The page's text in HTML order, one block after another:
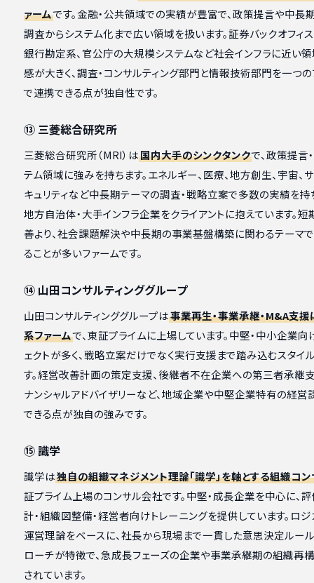
ァームです。金融・公共領域での実績が豊富で、政策提言や中長
調査からシステム化まで広い領域を扱います。証券バックオフィス
銀行勘定系、官公庁の大規模システムなど社会インフラに近い
感が大きく、調査・コンサルティング部門と情報技術部門を一つ
で連携できる点が独自性です。
⑬ 三菱総合研究所
三菱総合研究所（MRI）は国内大手のシンクタンクで、政策提言
テム領域に強みを持ちます。エネルギー、医療、地方創生、宇宙、
キュリティなど中長期テーマの調査・戦略立案で多数の実績を持
地方自治体・大手インフラ企業をクライアントに抱えています。
善より、社会課題解決や中長期の事業基盤構築に関わるテーマ
ることが多いファームです。
⑭ 山田コンサルティンググループ
山田コンサルティンググループは事業再生・事業承継・M&A支
系ファームで、東証プライムに上場しています。中堅・中小企業
ェクトが多く、戦略立案だけでなく実行支援まで踏み込むスタイ
す。経営改善計画の策定支援、後継者不在企業への第三者承継支
ナンシャルアドバイザリーなど、地域企業や中堅企業特有の経営
できる点が独自の強みです。
⑮ 識学
識学は独自の組織マネジメント理論「識学」を軸とする組織コ
証プライム上場のコンサル会社です。中堅・成長企業を中心に、
計・組織図整備・経営者向けトレーニングを提供しています。ロ
運営理論をベースに、社長から現場まで一貫した意思決定ルー
ローチが特徴で、急成長フェーズの企業や事業承継期の組織再
されています。